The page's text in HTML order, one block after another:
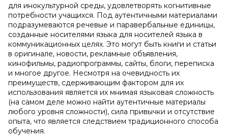
для инокультурной среды, удовлетворять когнитивные
потребности учащихся. Под аутентичными материалами
подразумеваются речевые и паравербальные единицы,
созданные носителями языка для носителей языка в
коммуникационных целях. Это могут быть книги и статьи
в оригинале, новости, рекламные объявления,
кинофильмы, радиопрограммы, сайты, блоги, переписка
и многое другое. Несмотря на очевидность их
преимуществ, сдерживающим фактором для их
использования является их мнимая языковая сложность
(на самом деле можно найти аутентичные материалы
любого уровня сложности), сила привычки и отсутствие
опыта, что является следствием традиционного способа
обучения.